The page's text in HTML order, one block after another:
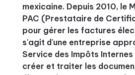
mexicaine. Depuis 2010, le
PAC (Prestataire de
pour gérer les factures
s'agit d'une entreprise
Service des Impôts
créer et traiter les